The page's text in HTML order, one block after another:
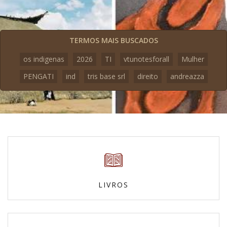
TERMOS MAIS BUSCADOS
os indigenas
2026 TI vtunotesforall
Mulher
PENGATI
ind tris base srl direito andreazza
LIVROS